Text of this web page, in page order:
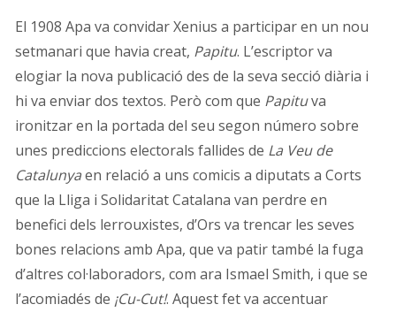
El 1908 Apa va convidar Xenius a participar en un nou
setmanari que havia creat, Papitu. L’escriptor va
elogiar la nova publicació des de la seva secció diària i
hi va enviar dos textos. Però com que Papituva
ironitzar en la portada del seu segon número sobre
unes prediccions electorals fallides de La Veu de
Catalunyaen relació a uns comicis a diputats a Corts
que la Lliga i Solidaritat Catalana van perdre en
benefici dels lerrouxistes, d’Ors va trencar les seves
bones relacions amb Apa, que va patir també la fuga
d’altres col·laboradors, com ara Ismael Smith, i que se
l’acomiadés de ¡Cu-Cut!. Aquest fet va accentuar